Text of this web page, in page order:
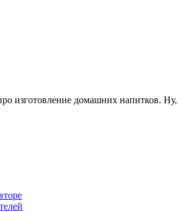
изготовление домашних напитков. Ну,